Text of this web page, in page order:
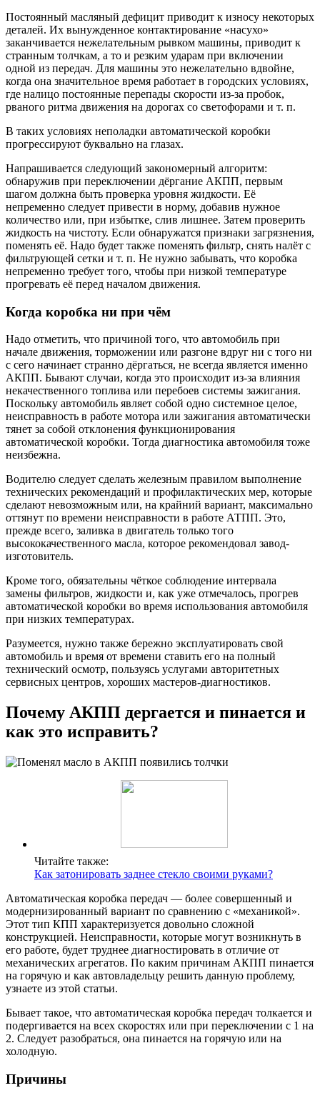
Постоянный масляный дефицит приводит к износу некоторых
деталей. Их вынужденное контактирование «насухо»
заканчивается нежелательным рывком машины, приводит к
странным толчкам, а то и резким ударам при включении
одной из передач. Для машины это нежелательно вдвойне,
когда она значительное время работает в городских условиях,
где налицо постоянные перепады скорости из-за пробок,
рваного ритма движения на дорогах со светофорами и т. п.
В таких условиях неполадки автоматической коробки
прогрессируют буквально на глазах.
Напрашивается следующий закономерный алгоритм:
обнаружив при переключении дёргание АКПП, первым
шагом должна быть проверка уровня жидкости. Её
непременно следует привести в норму, добавив нужное
количество или, при избытке, слив лишнее. Затем проверить
жидкость на чистоту. Если обнаружатся признаки загрязнения,
поменять её. Надо будет также поменять фильтр, снять налёт с
фильтрующей сетки и т. п. Не нужно забывать, что коробка
непременно требует того, чтобы при низкой температуре
прогревать её перед началом движения.
Когда коробка ни при чём
Надо отметить, что причиной того, что автомобиль при
начале движения, торможении или разгоне вдруг ни с того ни
с сего начинает странно дёргаться, не всегда является именно
АКПП. Бывают случаи, когда это происходит из-за влияния
некачественного топлива или перебоев системы зажигания.
Поскольку автомобиль являет собой одно системное целое,
неисправность в работе мотора или зажигания автоматически
тянет за собой отклонения функционирования
автоматической коробки. Тогда диагностика автомобиля тоже
неизбежна.
Водителю следует сделать железным правилом выполнение
технических рекомендаций и профилактических мер, которые
сделают невозможным или, на крайний вариант, максимально
оттянут по времени неисправности в работе АТПП. Это,
прежде всего, заливка в двигатель только того
высококачественного масла, которое рекомендовал завод-
изготовитель.
Кроме того, обязательны чёткое соблюдение интервала
замены фильтров, жидкости и, как уже отмечалось, прогрев
автоматической коробки во время использования автомобиля
при низких температурах.
Разумеется, нужно также бережно эксплуатировать свой
автомобиль и время от времени ставить его на полный
технический осмотр, пользуясь услугами авторитетных
сервисных центров, хороших мастеров-диагностиков.
Почему АКПП дергается и пинается и
как это исправить?
Читайте также:
Как затонировать заднее стекло своими руками?
Автоматическая коробка передач — более совершенный и
модернизированный вариант по сравнению с «механикой».
Этот тип КПП характеризуется довольно сложной
конструкцией. Неисправности, которые могут возникнуть в
его работе, будет труднее диагностировать в отличие от
механических агрегатов. По каким причинам АКПП пинается
на горячую и как автовладельцу решить данную проблему,
узнаете из этой статьи.
Бывает такое, что автоматическая коробка передач толкается и
подергивается на всех скоростях или при переключении с 1 на
2. Следует разобраться, она пинается на горячую или на
холодную.
Причины